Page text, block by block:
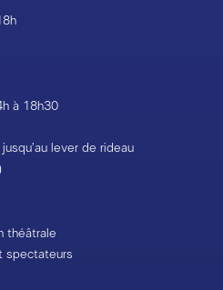
à 18h30
lever de rideau
théâtrale
spectateurs